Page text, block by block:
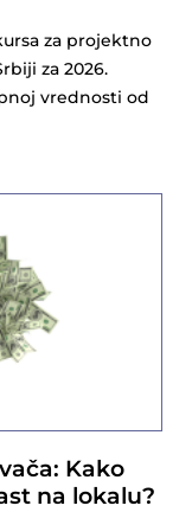
za projektno
za 2026.
vrednosti od
Kako
na lokalu?